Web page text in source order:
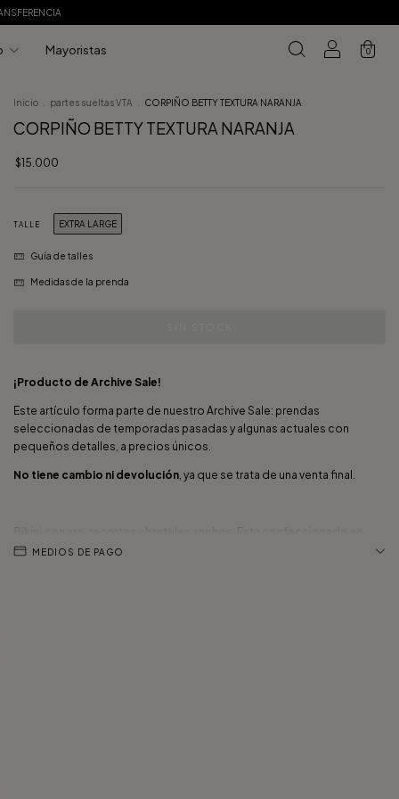
Mayoristas 0
Inicio partes sueltas VTA CORPIÑO BETTY TEXTURA NARANJA
CORPIÑO BETTY TEXTURA NARANJA
$15.000
TALLE EXTRA LARGE
Guía de talles
Medidas de la prenda
¡Producto de Archive Sale!
Este artículo forma parte de nuestro Archive Sale: prendas
seleccionadas de temporadas pasadas y algunas actuales con
pequeños detalles, a precios únicos.
No tiene cambio ni devolución , ya que se trata de una venta final.
Bikini con aro, recortes y breteles anchos. Esta confeccionado en
lycra texturada.
MEDIOS DE PAGO